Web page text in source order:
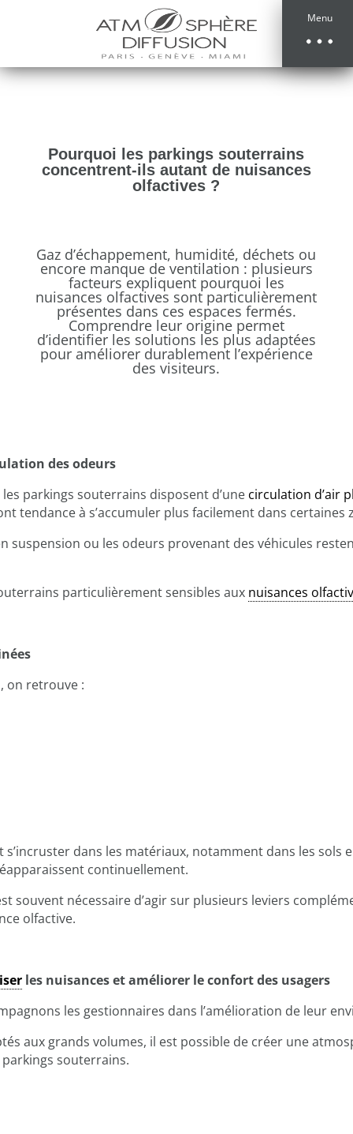
Menu
Pourquoi les parkings souterrains
concentrent-ils autant de nuisances
olfactives ?
Gaz d’échappement, humidité, déchets ou
encore manque de ventilation : plusieurs
facteurs expliquent pourquoi les
nuisances olfactives sont particulièrement
présentes dans ces espaces fermés.
Comprendre leur origine permet
d’identifier les solutions les plus adaptées
pour améliorer durablement l’expérience
des visiteurs.
des odeurs
parkings souterrains disposent d’une circulation d’air
tendance à s’accumuler plus facilement dans certaines
suspension ou les odeurs provenant des véhicules
particulièrement sensibles aux nuisances
on retrouve :
dans les matériaux, notamment dans les sols
continuellement.
souvent nécessaire d’agir sur plusieurs leviers
olfactive.
les nuisances et améliorer le confort des usagers
les gestionnaires dans l’amélioration de leur
aux grands volumes, il est possible de créer une
souterrains.